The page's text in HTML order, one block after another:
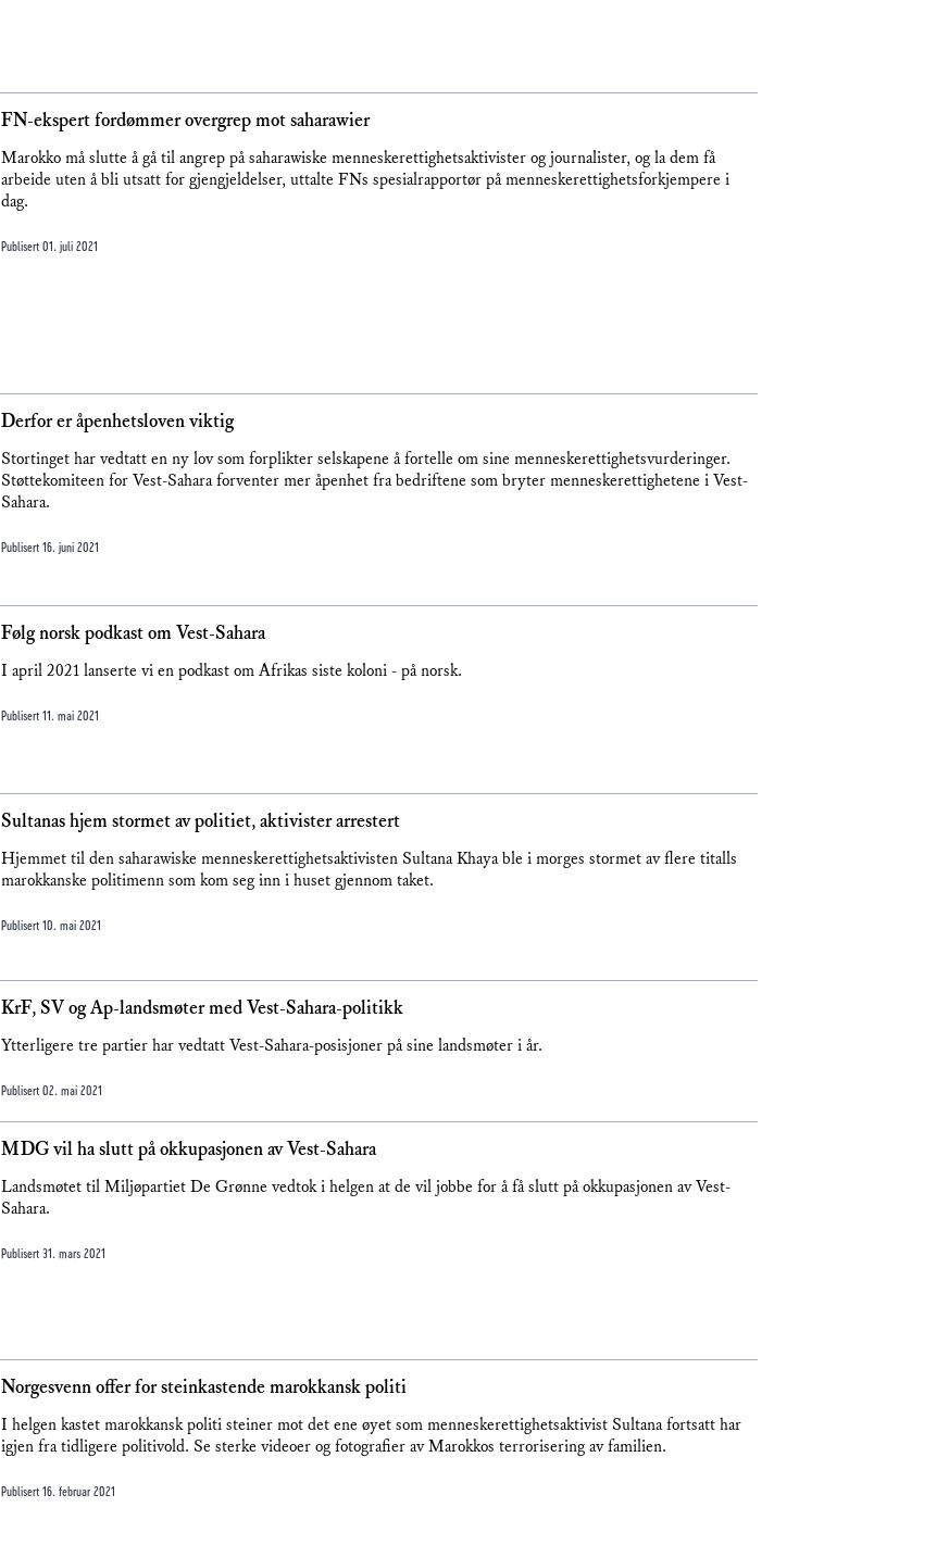
FN-ekspert fordømmer overgrep mot saharawier
Marokko må slutte å gå til angrep på saharawiske menneskerettighetsaktivister og journalister, og la dem få
arbeide uten å bli utsatt for gjengjeldelser, uttalte FNs spesialrapportør på menneskerettighetsforkjempere i
dag.
Publisert 01. juli 2021
Derfor er åpenhetsloven viktig
Stortinget har vedtatt en ny lov som forplikter selskapene å fortelle om sine menneskerettighetsvurderinger.
Støttekomiteen for Vest-Sahara forventer mer åpenhet fra bedriftene som bryter menneskerettighetene i Vest-
Sahara.
Publisert 16. juni 2021
Følg norsk podkast om Vest-Sahara
I april 2021 lanserte vi en podkast om Afrikas siste koloni - på norsk.
Publisert 11. mai 2021
Sultanas hjem stormet av politiet, aktivister arrestert
Hjemmet til den saharawiske menneskerettighetsaktivisten Sultana Khaya ble i morges stormet av flere titalls
marokkanske politimenn som kom seg inn i huset gjennom taket.
Publisert 10. mai 2021
KrF, SV og Ap-landsmøter med Vest-Sahara-politikk
Ytterligere tre partier har vedtatt Vest-Sahara-posisjoner på sine landsmøter i år.
Publisert 02. mai 2021
MDG vil ha slutt på okkupasjonen av Vest-Sahara
Landsmøtet til Miljøpartiet De Grønne vedtok i helgen at de vil jobbe for å få slutt på okkupasjonen av Vest-
Sahara.
Publisert 31. mars 2021
Norgesvenn offer for steinkastende marokkansk politi
I helgen kastet marokkansk politi steiner mot det ene øyet som menneskerettighetsaktivist Sultana fortsatt har
igjen fra tidligere politivold. Se sterke videoer og fotografier av Marokkos terrorisering av familien.
Publisert 16. februar 2021